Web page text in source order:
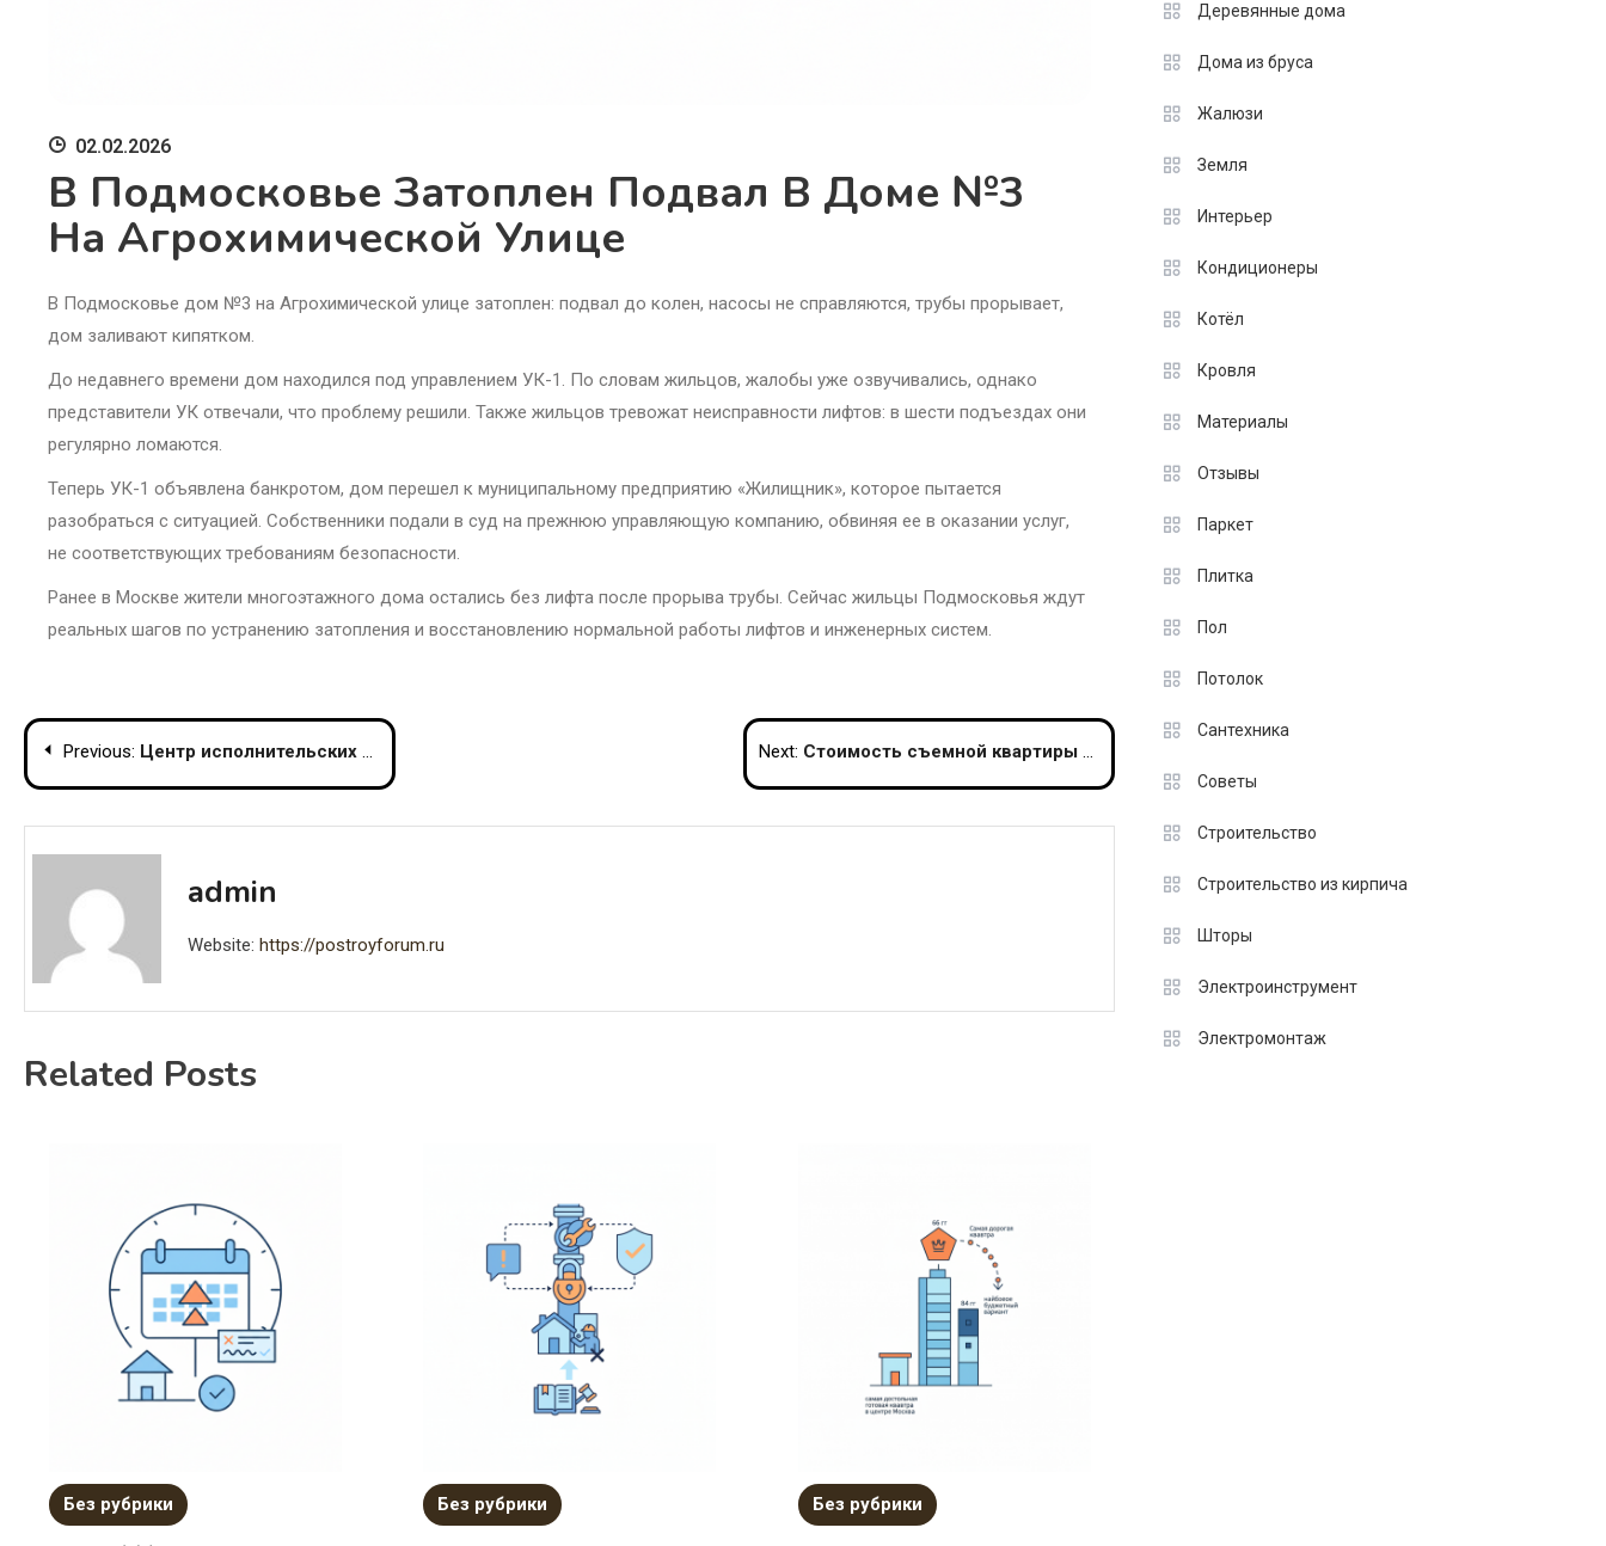
02.02.2026
В Подмосковье Затоплен Подвал В Доме №3
На Агрохимической Улице
В Подмосковье дом №3 на Агрохимической улице затоплен: подвал до колен, насосы не справляются, трубы прорывает,
дом заливают кипятком.
До недавнего времени дом находился под управлением УК-1. По словам жильцов, жалобы уже озвучивались, однако
представители УК отвечали, что проблему решили. Также жильцов тревожат неисправности лифтов: в шести подъездах они
регулярно ломаются.
Теперь УК-1 объявлена банкротом, дом перешел к муниципальному предприятию «Жилищник», которое пытается
разобраться с ситуацией. Собственники подали в суд на прежнюю управляющую компанию, обвиняя ее в оказании услуг,
не соответствующих требованиям безопасности.
Ранее в Москве жители многоэтажного дома остались без лифта после прорыва трубы. Сейчас жильцы Подмосковья ждут
реальных шагов по устранению затопления и восстановлению нормальной работы лифтов и инженерных систем.
Post
navigation
Previous: Центр исполнительских искусств имени Джона Кеннеди закроют на реконструкцию в Вашингтоне Next: Стоимость съемной квартиры Ларисы Долиной может достигать 350 тысяч рублей в месяц
admin
Website: https://postroyforum.ru
Related Posts
Без рубрики Без рубрики Без рубрики
Деревянные дома
Дома из бруса
Жалюзи
Земля
Интерьер
Кондиционеры
Котёл
Кровля
Материалы
Отзывы
Паркет
Плитка
Пол
Потолок
Сантехника
Советы
Строительство
Строительство из кирпича
Шторы
Электроинструмент
Электромонтаж